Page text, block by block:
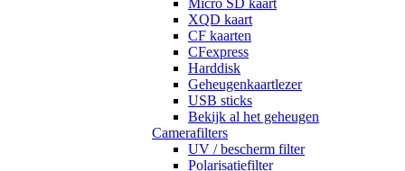
Micro SD kaart
XQD kaart
CF kaarten
CFexpress
Harddisk
Geheugenkaartlezer
USB sticks
Bekijk al het geheugen
Camerafilters
UV / bescherm filter
Polarisatiefilter